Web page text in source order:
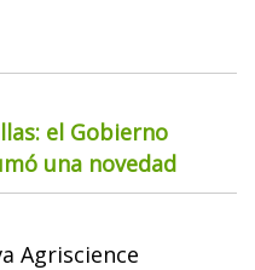
el Gobierno
una novedad
Agriscience